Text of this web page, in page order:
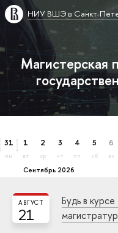
НИУ ВШЭ в Санкт-
Магистерская
31
пн
сентябрь 2026
1
вт
2
ср
3
чт
4
пт
5
сб
6
вс
21
АВГУСТ
Будь в